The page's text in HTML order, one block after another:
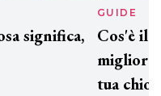
significa,
GUIDE
tua